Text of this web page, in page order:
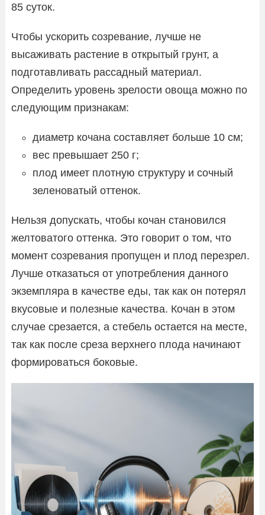
85 суток.
Чтобы ускорить созревание, лучше не
высаживать растение в открытый грунт, а
подготавливать рассадный материал.
Определить уровень зрелости овоща можно по
следующим признакам:
диаметр кочана составляет больше 10 см;
вес превышает 250 г;
плод имеет плотную структуру и сочный
зеленоватый оттенок.
Нельзя допускать, чтобы кочан становился
желтоватого оттенка. Это говорит о том, что
момент созревания пропущен и плод перезрел.
Лучше отказаться от употребления данного
экземпляра в качестве еды, так как он потерял
вкусовые и полезные качества. Кочан в этом
случае срезается, а стебель остается на месте,
так как после среза верхнего плода начинают
формироваться боковые.